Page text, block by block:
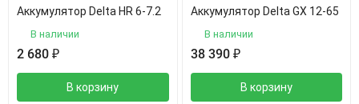
Аккумулятор Delta HR 6-7.2
В наличии
2 680 ₽
В корзину
Аккумулятор Delta GX 12-65
В наличии
38 390 ₽
В корзину